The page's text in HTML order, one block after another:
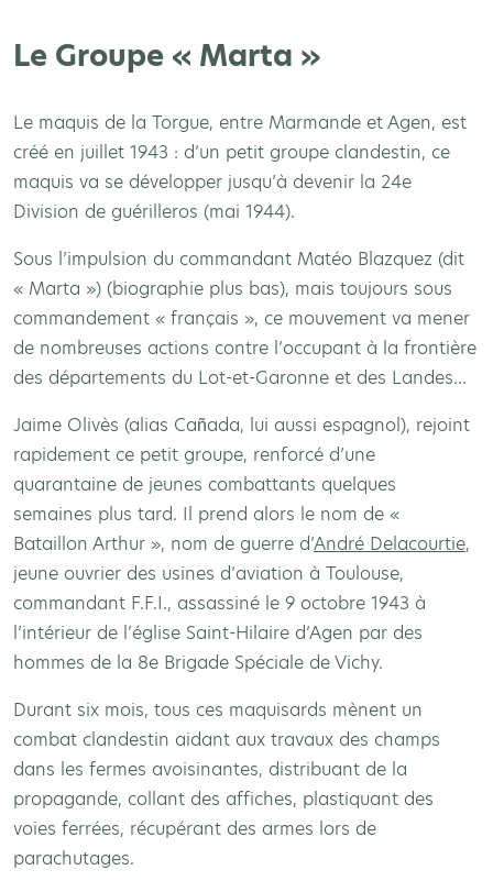
Le Groupe « Marta »
Le maquis de la Torgue, entre Marmande et Agen, est
créé en juillet 1943 : d’un petit groupe clandestin, ce
maquis va se développer jusqu’à devenir la 24e
Division de guérilleros (mai 1944).
Sous l’impulsion du commandant Matéo Blazquez (dit
« Marta ») (biographie plus bas), mais toujours sous
commandement « français », ce mouvement va mener
de nombreuses actions contre l’occupant à la frontière
des départements du Lot-et-Garonne et des Landes…
Jaime Olivès (alias Cañada, lui aussi espagnol), rejoint
rapidement ce petit groupe, renforcé d’une
quarantaine de jeunes combattants quelques
semaines plus tard. Il prend alors le nom de «
Bataillon Arthur », nom de guerre d’André Delacourtie,
jeune ouvrier des usines d’aviation à Toulouse,
commandant F.F.I., assassiné le 9 octobre 1943 à
l’intérieur de l’église Saint-Hilaire d’Agen par des
hommes de la 8e Brigade Spéciale de Vichy.
Durant six mois, tous ces maquisards mènent un
combat clandestin aidant aux travaux des champs
dans les fermes avoisinantes, distribuant de la
propagande, collant des affiches, plastiquant des
voies ferrées, récupérant des armes lors de
parachutages.